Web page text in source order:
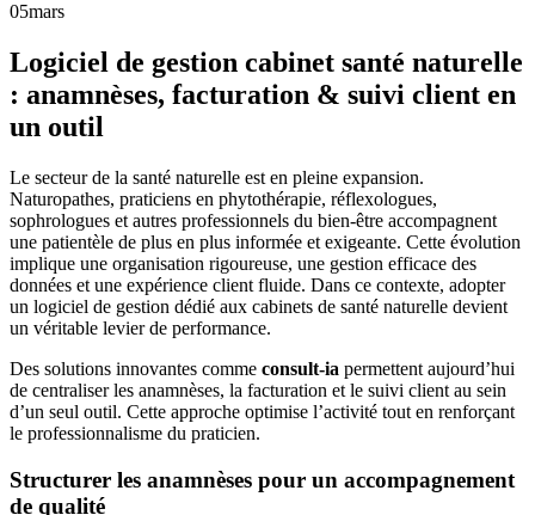
05mars
Logiciel de gestion cabinet santé naturelle
: anamnèses, facturation & suivi client en
un outil
Le secteur de la santé naturelle est en pleine expansion.
Naturopathes, praticiens en phytothérapie, réflexologues,
sophrologues et autres professionnels du bien-être accompagnent
une patientèle de plus en plus informée et exigeante. Cette évolution
implique une organisation rigoureuse, une gestion efficace des
données et une expérience client fluide. Dans ce contexte, adopter
un logiciel de gestion dédié aux cabinets de santé naturelle devient
un véritable levier de performance.
Des solutions innovantes comme consult-ia permettent aujourd’hui
de centraliser les anamnèses, la facturation et le suivi client au sein
d’un seul outil. Cette approche optimise l’activité tout en renforçant
le professionnalisme du praticien.
Structurer les anamnèses pour un accompagnement
de qualité